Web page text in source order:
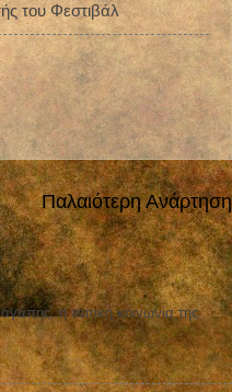
του Φεστιβάλ
Παλαιότερη Ανάρτηση
η τοπική κοινωνία της